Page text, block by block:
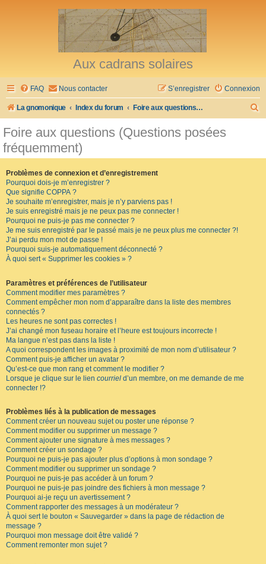
Aux cadrans solaires
FAQ Nous contacter Connexion
S’enregistrer
La gnomonique Index du forum Foire aux questions (Questions posées fréquemment)
Foire aux questions (Questions posées
fréquemment)
Problèmes de connexion et d’enregistrement
Pourquoi dois-je m’enregistrer ?
Que signifie COPPA ?
Je souhaite m’enregistrer, mais je n’y parviens pas !
Je suis enregistré mais je ne peux pas me connecter !
Pourquoi ne puis-je pas me connecter ?
Je me suis enregistré par le passé mais je ne peux plus me connecter ?!
J’ai perdu mon mot de passe !
Pourquoi suis-je automatiquement déconnecté ?
À quoi sert « Supprimer les cookies » ?
Paramètres et préférences de l’utilisateur
Comment modifier mes paramètres ?
Comment empêcher mon nom d’apparaître dans la liste des membres
connectés ?
Les heures ne sont pas correctes !
J’ai changé mon fuseau horaire et l’heure est toujours incorrecte !
Ma langue n’est pas dans la liste !
A quoi correspondent les images à proximité de mon nom d’utilisateur ?
Comment puis-je afficher un avatar ?
Qu’est-ce que mon rang et comment le modifier ?
Lorsque je clique sur le lien courriel d’un membre, on me demande de me
connecter !?
Problèmes liés à la publication de messages
Comment créer un nouveau sujet ou poster une réponse ?
Comment modifier ou supprimer un message ?
Comment ajouter une signature à mes messages ?
Comment créer un sondage ?
Pourquoi ne puis-je pas ajouter plus d’options à mon sondage ?
Comment modifier ou supprimer un sondage ?
Pourquoi ne puis-je pas accéder à un forum ?
Pourquoi ne puis-je pas joindre des fichiers à mon message ?
Pourquoi ai-je reçu un avertissement ?
Comment rapporter des messages à un modérateur ?
À quoi sert le bouton « Sauvegarder » dans la page de rédaction de
message ?
Pourquoi mon message doit être validé ?
Comment remonter mon sujet ?